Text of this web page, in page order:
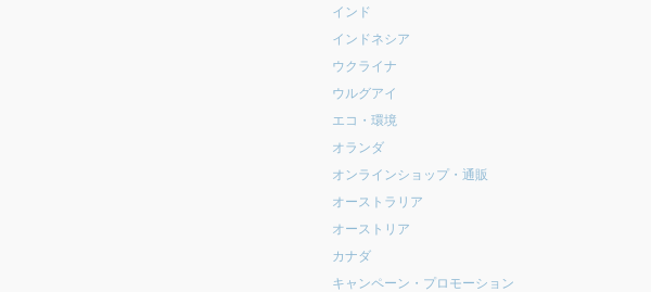
インド
インドネシア
ウクライナ
ウルグアイ
エコ・環境
オランダ
オンラインショップ・通販
オーストラリア
オーストリア
カナダ
キャンペーン・プロモーション